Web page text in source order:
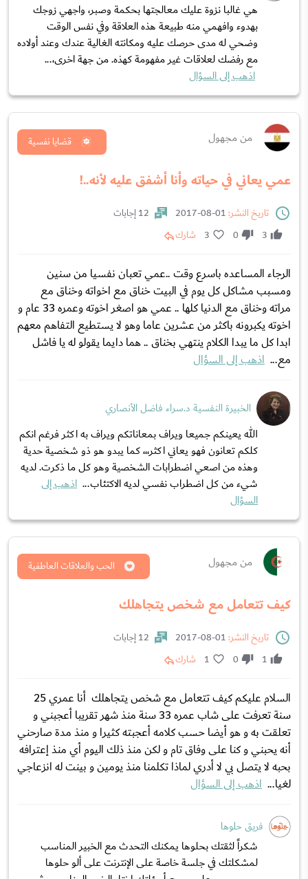
هي غالبا نزوة عليك معالجتها بحكمة وصبر، واجهي زوجك
بهدوء وافهمي منه طبيعة هذه العلاقة وفي نفس الوقت
وضحي له مدى حرصك عليه ومكانته الغالية عندك وعند أولاده
مع رفضك لعلاقات غير مفهومة كهذه. من جهة اخرى،...
اذهب إلى السؤال
من مجهول
عمي يعاني في حياته وأنا أشفق عليه لأنه..!
قضايا نفسية
تاريخ النشر:
12 إجابات
3
0
3 شارك
الرجاء المساعده باسرع وقت ..عمي تعبان نفسيا من سنين
ومسبب مشاكل كل يوم في البيت خناق مع اخواته وخناق مع
مراته وخناق مع الدنيا كلها .. عمي هو اصغر اخوته وعمره 33 عام و
اخوته يكبرونه باكثر من عشرين عاما وهو لا يستطيع التفاهم معهم
ابدا كل ما يبدا الكلام ينتهي بخناق .. هما دايما يقولو له يا فاشل
مع... اذهب إلى السؤال
الخبيرة النفسية د.سراء فاضل الأنصاري
الله يعينكم جميعا ويراف بمعاناتكم ويراف به اكثر فرغم انكم
كلكم تعانون فهو يعاني اكثر،،، كما يبدو هو ذو شخصية حدية
وهذه من اصعي اضطرابات الشخصية وهو كل ما ذكرت. لديه
شيء من كل اضطراب نفسي لديه الاكتئاب... اذهب إلى
السؤال
من مجهول
كيف تتعامل مع شخص يتجاهلك
الحب والعلاقات العاطفية
تاريخ النشر:
12 إجابات
1
0
1 شارك
السلام عليكم كيف تتعامل مع شخص يتجاهلك أنا عمري 25
سنة تعرفت على شاب عمره 33 سنة منذ شهر تقريبا أعجبني و
تعلقت به و هو أيضا حسب كلامه أعجبته كثيرا و منذ مدة صارحني
أنه يحبني و كنا على وفاق تام و لكن منذ ذلك اليوم أي منذ إعترافه
بحبه لا يتصل بي لا أدري لماذا تكلمنا منذ يومين و بينت له انزعاجي
لغيا... اذهب إلى السؤال
فريق حلوها
شكراً لثقتك بحلوها يمكنك التحدث مع الخبير المناسب
لمشكلتك في جلسة خاصة على الإنترنت على ألو حلوها